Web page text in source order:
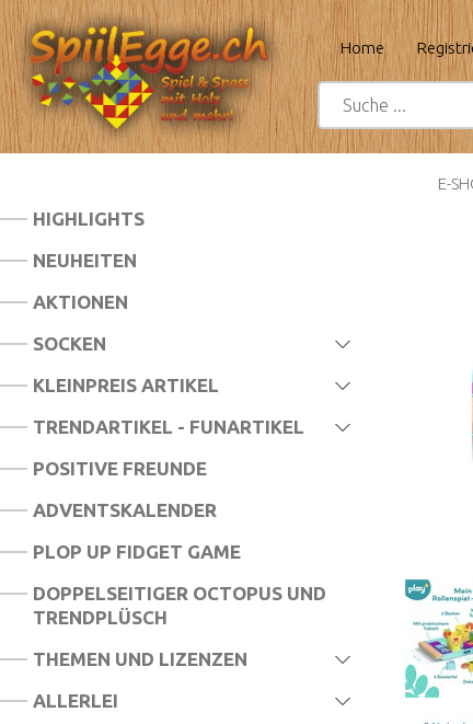
Home
HIGHLIGHTS
NEUHEITEN
AKTIONEN
SOCKEN
KLEINPREIS ARTIKEL
TRENDARTIKEL - FUNARTIKEL
POSITIVE FREUNDE
ADVENTSKALENDER
PLOP UP FIDGET GAME
DOPPELSEITIGER OCTOPUS UND
TRENDPLÜSCH
THEMEN UND LIZENZEN
ALLERLEI
E-